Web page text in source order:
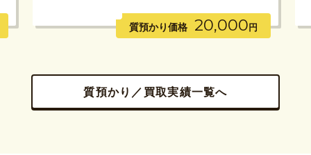
質預かり価格 20,000円
質預かり／買取実績一覧へ